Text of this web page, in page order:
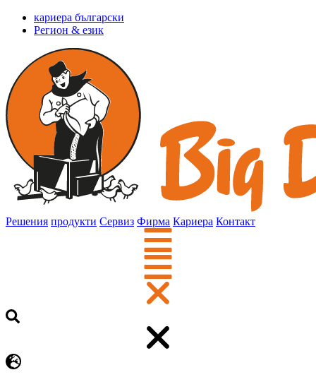
кариера български
Регион & език
Решения продукти Сервиз Фирма Кариера Контакт